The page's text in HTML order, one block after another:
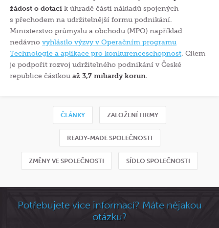
žádost o dotaci k úhradě části nákladů spojených
s přechodem na udržitelnější formu podnikání.
Ministerstvo průmyslu a obchodu (MPO) například
nedávno vyhlásilo výzvy v Operačním programu
Technologie a aplikace pro konkurenceschopnost. Cílem
je podpořit rozvoj udržitelného podnikání v České
republice částkou až 3,7 miliardy korun.
ČLÁNKY ZALOŽENÍ FIRMY
READY-MADE SPOLEČNOSTI
ZMĚNY VE SPOLEČNOSTI SÍDLO SPOLEČNOSTI
Potřebujete více informací? Máte nějakou
otázku?